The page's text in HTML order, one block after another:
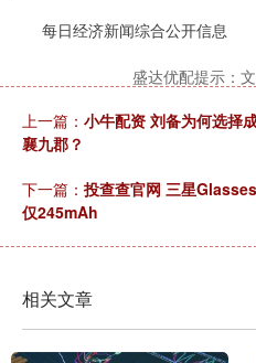
每日经济新闻综合公开信息
盛达优配提示：
上一篇： 小牛配资 刘备为何选择
襄九郡？
下一篇： 投查查官网 三星
仅245mAh
相关文章